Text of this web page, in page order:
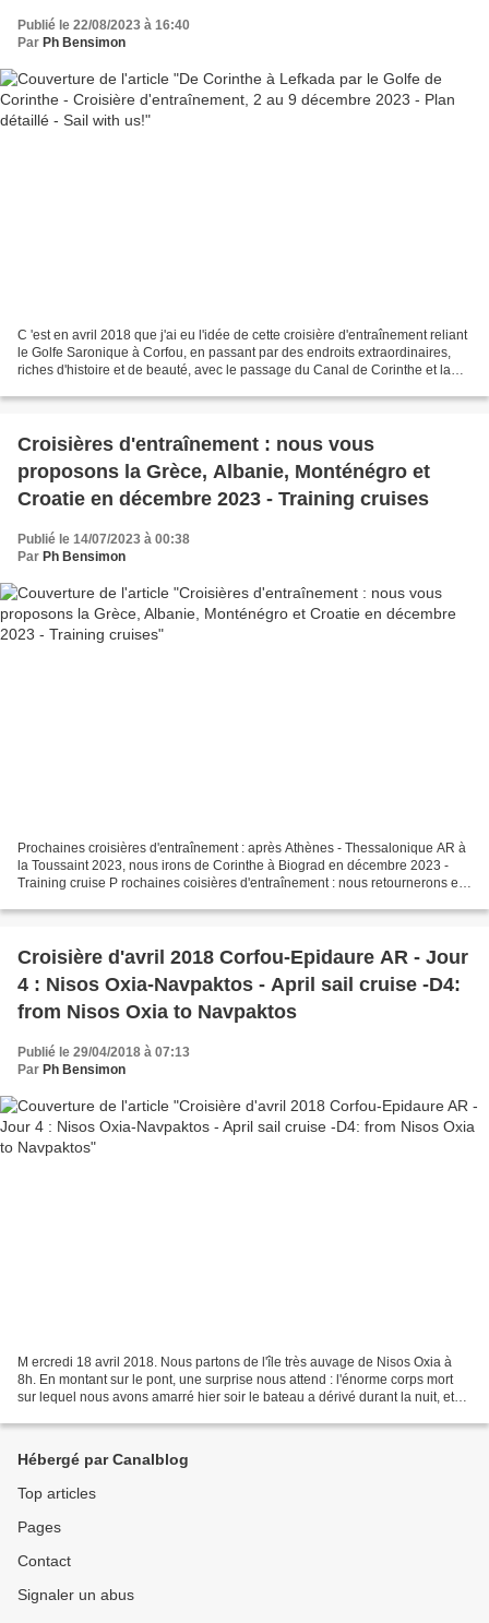
Publié le 22/08/2023 à 16:40
Par Ph Bensimon
C 'est en avril 2018 que j'ai eu l'idée de cette croisière d'entraînement reliant
le Golfe Saronique à Corfou, en passant par des endroits extraordinaires,
riches d'histoire et de beauté, avec le passage du Canal de Corinthe et la
Croisières d'entraînement : nous vous
proposons la Grèce, Albanie, Monténégro et
Croatie en décembre 2023 - Training cruises
Publié le 14/07/2023 à 00:38
Par Ph Bensimon
Prochaines croisières d'entraînement : après Athènes - Thessalonique AR à
la Toussaint 2023, nous irons de Corinthe à Biograd en décembre 2023 -
Training cruise P rochaines coisières d'entraînement : nous retournerons en
Croisière d'avril 2018 Corfou-Epidaure AR - Jour
4 : Nisos Oxia-Navpaktos - April sail cruise -D4:
from Nisos Oxia to Navpaktos
Publié le 29/04/2018 à 07:13
Par Ph Bensimon
M ercredi 18 avril 2018. Nous partons de l'île très auvage de Nisos Oxia à
8h. En montant sur le pont, une surprise nous attend : l'énorme corps mort
sur lequel nous avons amarré hier soir le bateau a dérivé durant la nuit, et
Hébergé par Canalblog
Top articles
Pages
Contact
Signaler un abus